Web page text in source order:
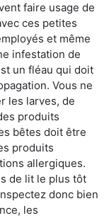
faire usage de
ces petites
et même
infestation de
un fléau qui doit
Vous ne
les larves, de
produits
bêtes doit être
produits
allergiques.
de lit le plus tôt
donc bien
les